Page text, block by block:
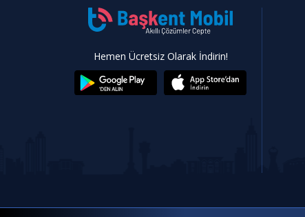
Hemen Ücretsiz Olarak İndirin!